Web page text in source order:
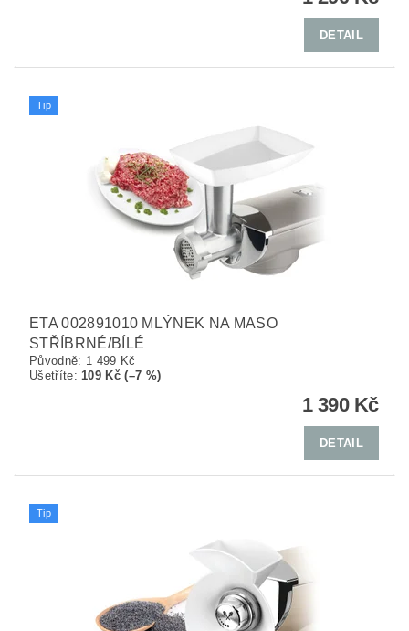
DETAIL
Tip
ETA 002891010 MLÝNEK NA MASO
STŘÍBRNÉ/BÍLÉ
Původně: 1 499 Kč
Ušetříte: 109 Kč (–7 %)
1 390 Kč
DETAIL
Tip